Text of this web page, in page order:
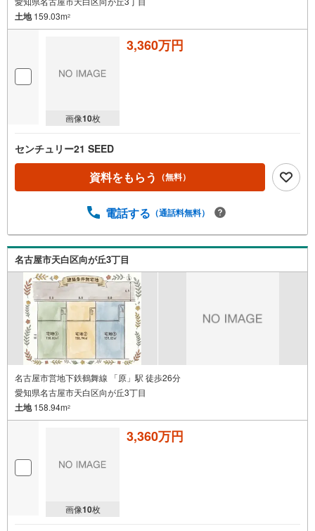
土地159.03m2
画像10枚
3,360万円
センチュリー21 SEED
資料をもらう （無料）
電話する （通話料無料）
名古屋市天白区向が丘3丁目
名古屋市営地下鉄鶴舞線 「原」駅 徒歩26分
愛知県名古屋市天白区向が丘3丁目
土地158.94m2
画像10枚
3,360万円